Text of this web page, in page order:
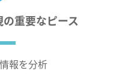
の重要なピース
報を分析